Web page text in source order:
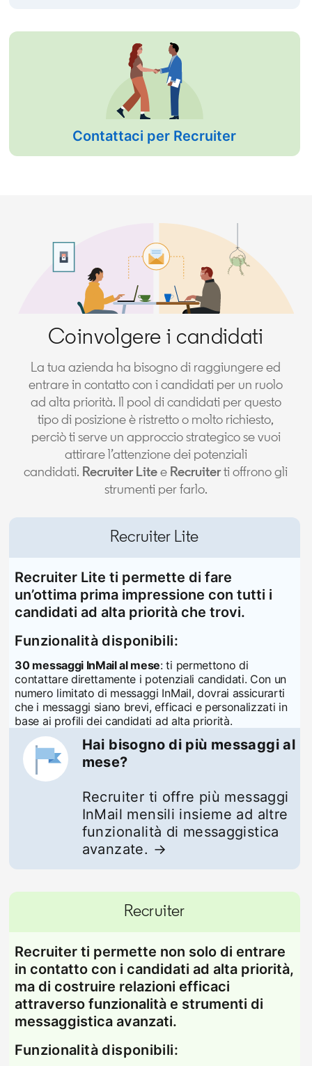
Contattaci per Recruiter
Coinvolgere i candidati
La tua azienda ha bisogno di raggiungere ed
entrare in contatto con i candidati per un ruolo
ad alta priorità. Il pool di candidati per questo
tipo di posizione è ristretto o molto richiesto,
perciò ti serve un approccio strategico se vuoi
attirare l’attenzione dei potenziali
candidati. Recruiter Litee Recruiterti offrono gli
strumenti per farlo.
Recruiter Lite
Recruiter Lite ti permette di fare
un’ottima prima impressione con tutti i
candidati ad alta priorità che trovi.
Funzionalità disponibili:
30 messaggi InMail al mese: ti permettono di
contattare direttamente i potenziali candidati. Con un
numero limitato di messaggi InMail, dovrai assicurarti
che i messaggi siano brevi, efficaci e personalizzati in
base ai profili dei candidati ad alta priorità.
Hai bisogno di più messaggi al
mese?
Recruiter ti offre più messaggi
InMail mensili insieme ad altre
funzionalità di messaggistica
avanzate. →
Recruiter
Recruiter ti permette non solo di entrare
in contatto con i candidati ad alta priorità,
ma di costruire relazioni efficaci
attraverso funzionalità e strumenti di
messaggistica avanzati.
Funzionalità disponibili: